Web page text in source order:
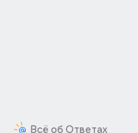
Всё об Ответах